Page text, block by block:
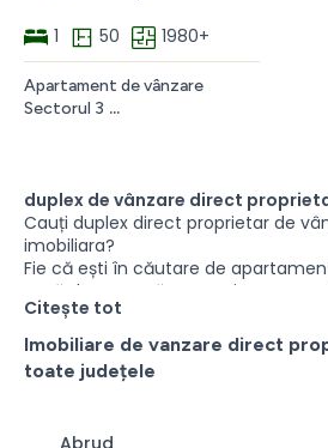
1
50 1980+
Apartament de vânzare
Sectorul 3
2
camere
direct
proprietar
Sectorul
3
București
duplex de vânzare direct
Cauți duplex direct proprietar de
imobiliara?
Fie că ești în căutare de
casă de vacanță, o proprietate
proprietate permanentă, există
direct proprietar de vânzare care
pentru tine. Aici puteți găsi duplex
proprietar în diferite zone din Cut în
Citește tot
Imobiliare de vanzare direct
toate județele